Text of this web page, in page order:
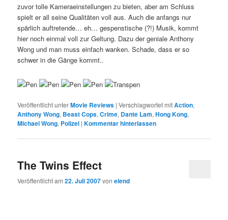
zuvor tolle Kameraeinstellungen zu bieten, aber am Schluss
spielt er all seine Qualitäten voll aus. Auch die anfangs nur
spärlich auftretende… eh… gespenstische (?!) Musik, kommt
hier noch einmal voll zur Geltung. Dazu der geniale Anthony
Wong und man muss einfach wanken. Schade, dass er so
schwer in die Gänge kommt..
Veröffentlicht unterMovie Reviews |Verschlagwortet mitAction,
Anthony Wong, Beast Cops,Crime, Dante Lam,Hong Kong,
Michael Wong, Polizei |Kommentar hinterlassen
The Twins Effect
Veröffentlicht am22. Juli 2007vonelend